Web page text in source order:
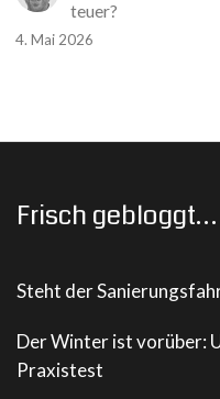
teuer?
4. Mai 2026
Frisch gebloggt…
Steht der
Der Winter ist vorüber:
Praxistest